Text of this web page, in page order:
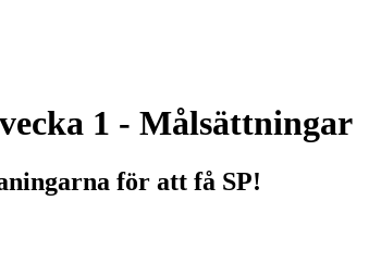
1 - Målsättningar
för att få SP!